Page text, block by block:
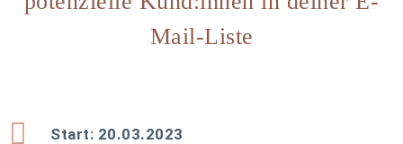
Mail-Liste
Start: 20.03.2023